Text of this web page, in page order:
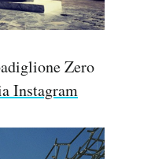
Zero
Instagram